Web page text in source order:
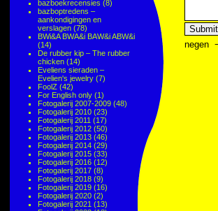
bazboekrecensies (8)
bazboptredens –
aankondigingen en
verslagen (78)
BWi&A BWA&i BAW&i ABW&i
(14)
De rubber kip – The rubber
chicken (14)
Eveliens sieraden –
Evelien's jewelry (7)
FoolZ (42)
For English only (1)
Fotogalerij 2007-2009 (48)
Fotogalerij 2010 (23)
Fotogalerij 2011 (17)
Fotogalerij 2012 (50)
Fotogalerij 2013 (46)
Fotogalerij 2014 (29)
Fotogalerij 2015 (33)
Fotogalerij 2016 (12)
Fotogalerij 2017 (8)
Fotogalerij 2018 (9)
Fotogalerij 2019 (16)
Fotogalerij 2020 (2)
Fotogalerij 2021 (13)
negen